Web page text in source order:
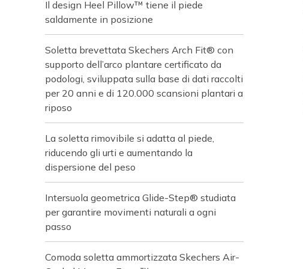
Il design Heel Pillow™ tiene il piede
saldamente in posizione
Soletta brevettata Skechers Arch Fit® con
supporto dell’arco plantare certificato da
podologi, sviluppata sulla base di dati raccolti
per 20 anni e di 120.000 scansioni plantari a
riposo
La soletta rimovibile si adatta al piede,
riducendo gli urti e aumentando la
dispersione del peso
Intersuola geometrica Glide-Step® studiata
per garantire movimenti naturali a ogni
passo
Comoda soletta ammortizzata Skechers Air-